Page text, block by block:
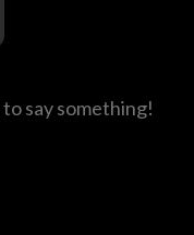
say something!